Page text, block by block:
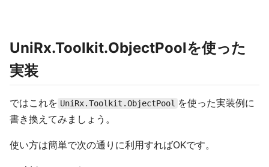
UniRx.Toolkit.ObjectPoolを使った
実装
ではこれを UniRx.Toolkit.ObjectPool を使った実装例に
書き換えてみましょう。
使い方は簡単で次の通りに利用すればOKです。